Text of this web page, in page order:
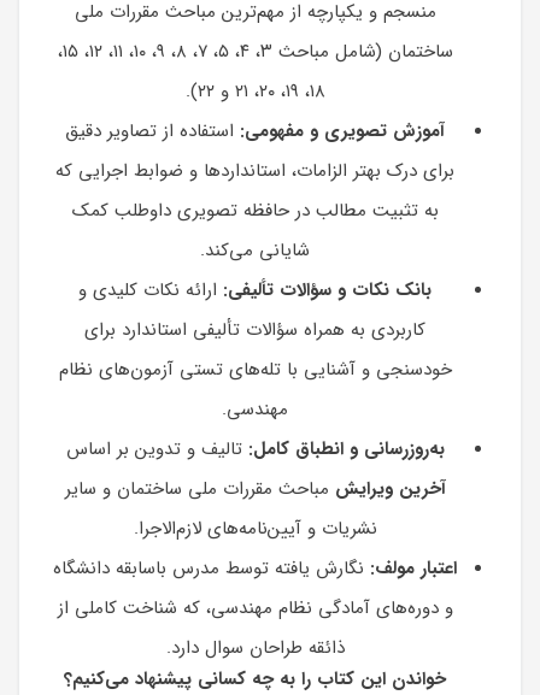
منسجم و یکپارچه از مهم‌ترین مباحث مقررات ملی
ساختمان (شامل مباحث ۳، ۴، ۵، ۷، ۸، ۹، ۱۰، ۱۱، ۱۲، ۱۵،
۱۸، ۱۹، ۲۰، ۲۱ و ۲۲).
آموزش تصویری و مفهومی: استفاده از تصاویر دقیق
برای درک بهتر الزامات، استانداردها و ضوابط اجرایی که
به تثبیت مطالب در حافظه تصویری داوطلب کمک
شایانی می‌کند.
بانک نکات و سؤالات تألیفی: ارائه نکات کلیدی و
کاربردی به همراه سؤالات تألیفی استاندارد برای
خودسنجی و آشنایی با تله‌های تستی آزمون‌های نظام
مهندسی.
به‌روزرسانی و انطباق کامل: تالیف و تدوین بر اساس
آخرین ویرایش مباحث مقررات ملی ساختمان و سایر
نشریات و آیین‌نامه‌های لازم‌الاجرا.
اعتبار مولف: نگارش یافته توسط مدرس باسابقه دانشگاه
و دوره‌های آمادگی نظام مهندسی، که شناخت کاملی از
ذائقه طراحان سوال دارد.
خواندن این کتاب را به چه کسانی پیشنهاد می‌کنیم؟